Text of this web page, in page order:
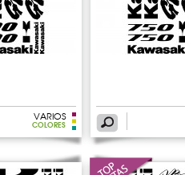
VARIOS
COLORES